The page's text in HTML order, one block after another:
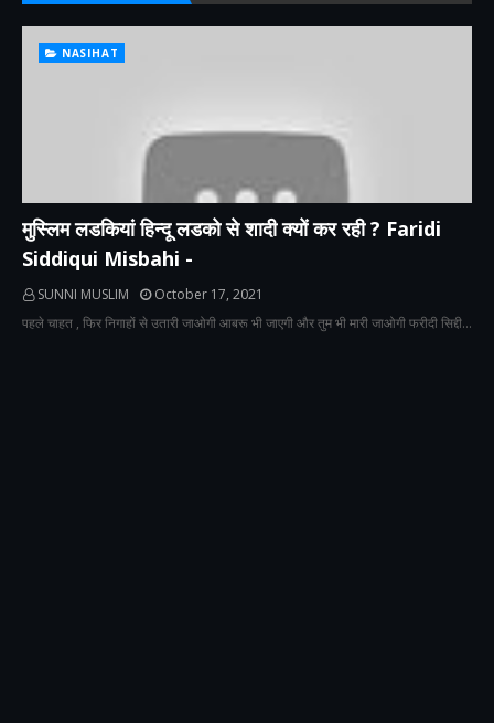
NASIHAT
मुस्लिम लडकियां हिन्दू लडको से शादी क्यों कर रही ? Faridi
Siddiqui Misbahi -
SUNNI MUSLIM
October 17, 2021
पहले चाहत , फिर निगाहों से उतारी जाओगी आबरू भी जाएगी और तुम भी मारी जाओगी फरीदी सिद्दी…